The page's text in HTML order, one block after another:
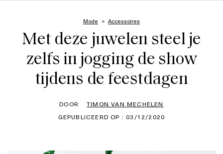
Mode Accessoires
Met deze juwelen steel je
zelfs in jogging de show
tijdens de feestdagen
DOOR
TIMON VAN MECHELEN
GEPUBLICEERD OP : 03/12/2020